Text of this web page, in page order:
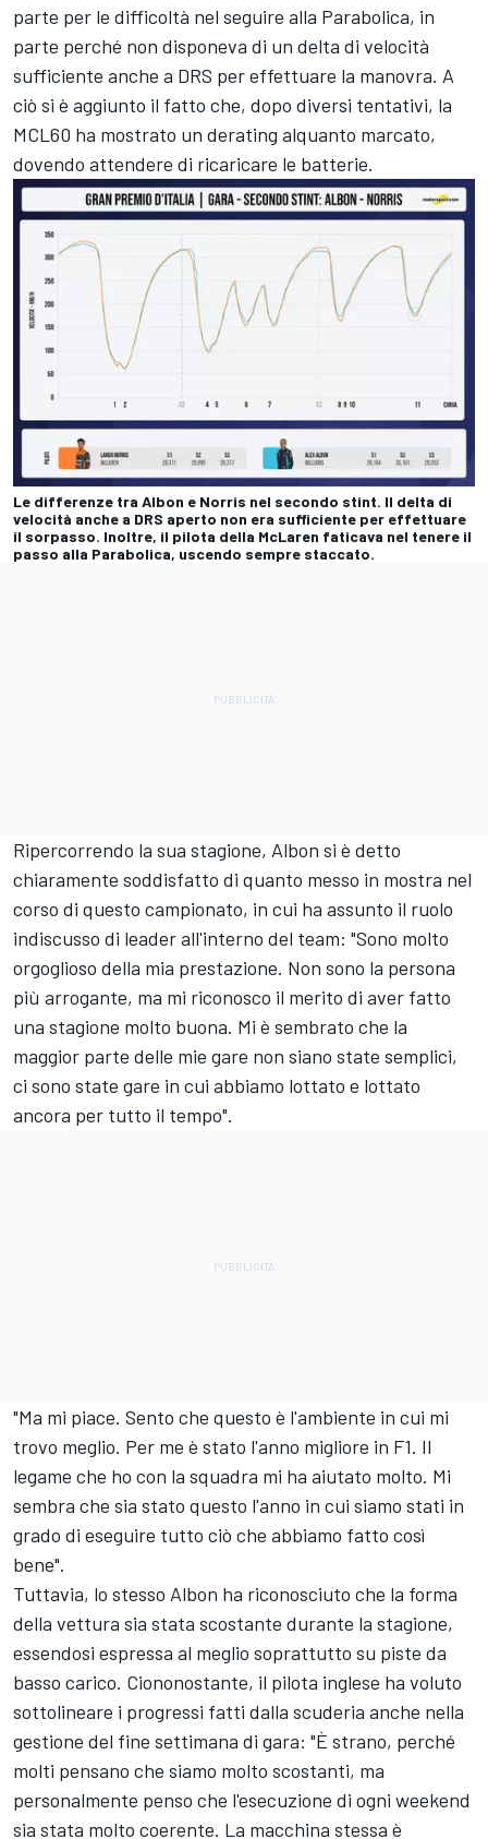
parte per le difficoltà nel seguire alla Parabolica, in
parte perché non disponeva di un delta di velocità
sufficiente anche a DRS per effettuare la manovra. A
ciò si è aggiunto il fatto che, dopo diversi tentativi, la
MCL60 ha mostrato un derating alquanto marcato,
dovendo attendere di ricaricare le batterie.
Le differenze tra Albon e Norris nel secondo stint. Il delta di
velocità anche a DRS aperto non era sufficiente per effettuare
il sorpasso. Inoltre, il pilota della McLaren faticava nel tenere il
passo alla Parabolica, uscendo sempre staccato.
Ripercorrendo la sua stagione, Albon si è detto
chiaramente soddisfatto di quanto messo in mostra nel
corso di questo campionato, in cui ha assunto il ruolo
indiscusso di leader all'interno del team: "Sono molto
orgoglioso della mia prestazione. Non sono la persona
più arrogante, ma mi riconosco il merito di aver fatto
una stagione molto buona. Mi è sembrato che la
maggior parte delle mie gare non siano state semplici,
ci sono state gare in cui abbiamo lottato e lottato
ancora per tutto il tempo".
"Ma mi piace. Sento che questo è l'ambiente in cui mi
trovo meglio. Per me è stato l'anno migliore in F1. Il
legame che ho con la squadra mi ha aiutato molto. Mi
sembra che sia stato questo l'anno in cui siamo stati in
grado di eseguire tutto ciò che abbiamo fatto così
bene".
Tuttavia, lo stesso Albon ha riconosciuto che la forma
della vettura sia stata scostante durante la stagione,
essendosi espressa al meglio soprattutto su piste da
basso carico. Ciononostante, il pilota inglese ha voluto
sottolineare i progressi fatti dalla scuderia anche nella
gestione del fine settimana di gara: "È strano, perché
molti pensano che siamo molto scostanti, ma
personalmente penso che l'esecuzione di ogni weekend
sia stata molto coerente. La macchina stessa è